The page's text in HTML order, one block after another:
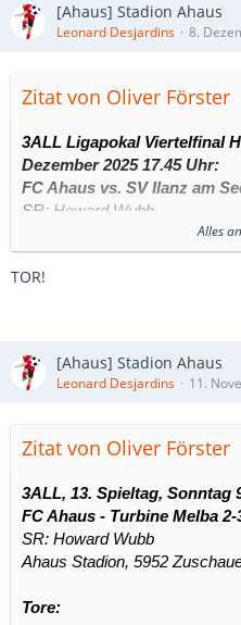
[Ahaus] Stadion Ahaus
Leonard Desjardins 8.
Zitat von Oliver Förster
3ALL Ligapokal Viertelfinal
Dezember 2025 17.45 Uhr:
FC Ahaus vs. SV Ilanz am
SR: Howard Wubb
Ahaus Stadion, 4242
Tore:
2:0 Quincy Lécuyer (37.)
4:0 George Law (81.)
Spielbericht:
Ein überlegener und
Ahaus , der gegen den
Anfangsphase setzte Ahaus
Alles
TOR!
[Ahaus] Stadion Ahaus
Leonard Desjardins 11.
Zitat von Oliver Förster
3ALL, 13. Spieltag, Sonntag
FC Ahaus - Turbine Melba 2-
SR: Howard Wubb
Ahaus Stadion, 5952
Tore: